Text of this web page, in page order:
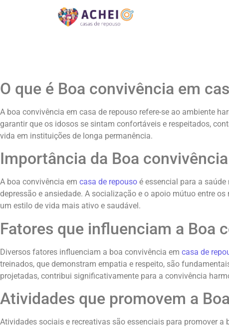
O que é Boa convivência em
A boa convivência em casa de repouso refere-se ao ambiente
garantir que os idosos se sintam confortáveis e respeitados,
vida em instituições de longa permanência.
Importância da Boa
A boa convivência em casa de repouso é essencial para a
depressão e ansiedade. A socialização e o apoio mútuo entre
um estilo de vida mais ativo e saudável.
Fatores que influenciam a Boa
Diversos fatores influenciam a boa convivência em casa de
treinados, que demonstram empatia e respeito, são
projetadas, contribui significativamente para a convivência
Atividades que promovem a
Atividades sociais e recreativas são essenciais para promover a